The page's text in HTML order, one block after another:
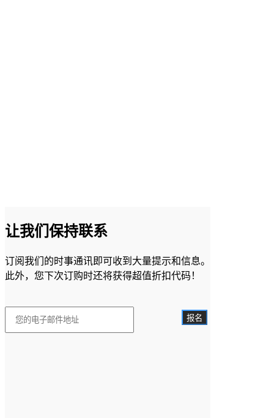
让我们保持联系
订阅我们的时事通讯即可收到大量提示和信息。
此外，您下次订购时还将获得超值折扣代码！
报名